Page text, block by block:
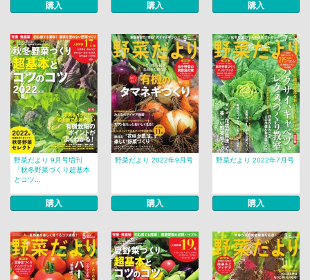
購入 購入 購入
野菜だより 9月号増刊
「秋冬野菜づくり超基本
とコツ...
購入
野菜だより 2022年9月号
購入
野菜だより 2022年7月号
購入